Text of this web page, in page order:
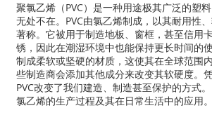
聚氯乙烯（PVC）是一种用途极其广泛的塑
无处不在。PVC由氯乙烯制成，以其耐用性
著称。它被用于制造地板、窗框，甚至信用
锈，因此在潮湿环境中也能保持更长时间的
制成柔软或坚硬的材质，这使其在全球范围
些制造商会添加其他成分来改变其软硬度。
PVC改变了我们建造、制造甚至保护的方式
氯乙烯的生产过程及其在日常生活中的应用。